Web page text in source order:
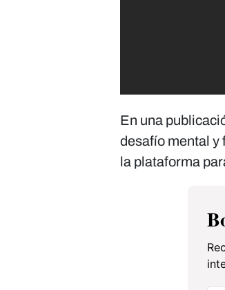
En una
desafío mental y
la plataforma